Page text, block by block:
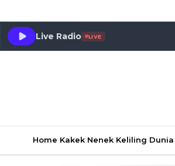
Live Radio LIVE
Home Kakek Nenek Keliling